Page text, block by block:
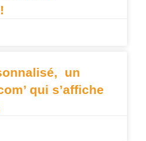
un
qui s’affiche